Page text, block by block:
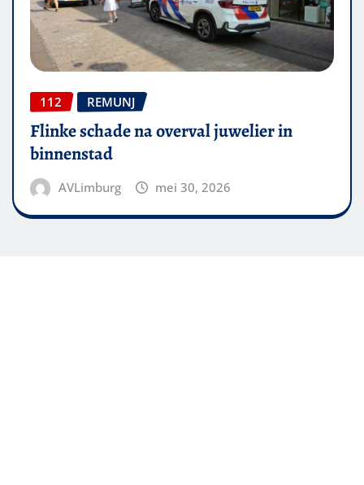
112 REMUNJ
Flinke schade na overval juwelier in
binnenstad
AVLimburg mei 30, 2026